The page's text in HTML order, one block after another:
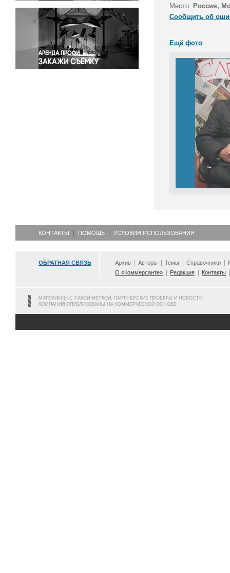
Светская жизнь
Спорт
Экология
Экономика и бизнес
Место: Россия,
Сообщить об
Ещё фото
КОНТАКТЫ ПОМОЩЬ УСЛОВИЯ ИСПОЛЬЗОВАНИЯ
ОБРАТНАЯ СВЯЗЬ Архив Авторы Темы Справочники
О «Коммерсанте»
Редакция Контакты
МАТЕРИАЛЫ С ТАКОЙ МЕТКОЙ, ПАРТНЕРСКИЕ ПРОЕКТЫ И НОВОСТИ
КОМПАНИЙ ОПУБЛИКОВАНЫ НА КОММЕРЧЕСКОЙ ОСНОВЕ